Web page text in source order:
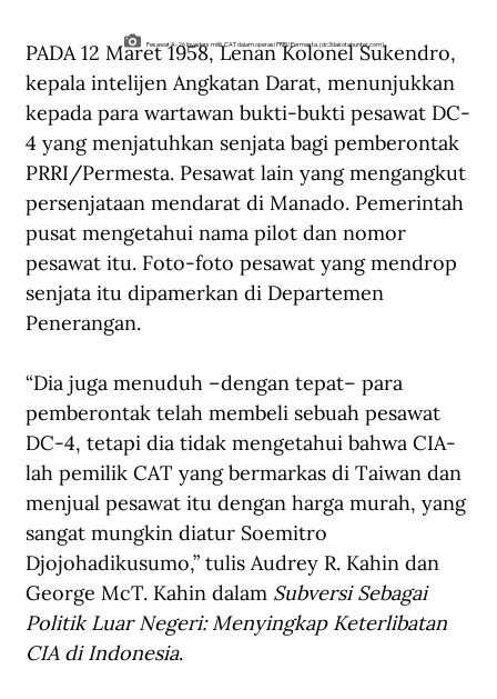
Pesawat A-26 Invaders milik CAT dalam operasi PRRI/Permesta. (dc3dakotahunter.com).
PADA 12 Maret 1958, Lenan Kolonel Sukendro,
kepala intelijen Angkatan Darat, menunjukkan
kepada para wartawan bukti-bukti pesawat DC-
4 yang menjatuhkan senjata bagi pemberontak
PRRI/Permesta. Pesawat lain yang mengangkut
persenjataan mendarat di Manado. Pemerintah
pusat mengetahui nama pilot dan nomor
pesawat itu. Foto-foto pesawat yang mendrop
senjata itu dipamerkan di Departemen
Penerangan.
“Dia juga menuduh –dengan tepat– para
pemberontak telah membeli sebuah pesawat
DC-4, tetapi dia tidak mengetahui bahwa CIA-
lah pemilik CAT yang bermarkas di Taiwan dan
menjual pesawat itu dengan harga murah, yang
sangat mungkin diatur Soemitro
Djojohadikusumo,” tulis Audrey R. Kahin dan
George McT. Kahin dalam Subversi Sebagai
Politik Luar Negeri: Menyingkap Keterlibatan
CIA di Indonesia.